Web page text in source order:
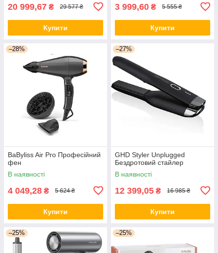
20 999,67 ₴ 29 577 ₴
Купити
3 999,60 ₴ 5 555 ₴
Купити
–28%
BaByliss Air Pro Професійний
фен
В наявності
4 049,28 ₴ 5 624 ₴
Купити
–27%
GHD Styler Unplugged
Бездротовий стайлер
В наявності
12 399,05 ₴ 16 985 ₴
Купити
–25% –25%